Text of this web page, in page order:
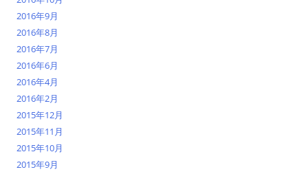
2016年9月
2016年8月
2016年7月
2016年6月
2016年4月
2016年2月
2015年12月
2015年11月
2015年10月
2015年9月